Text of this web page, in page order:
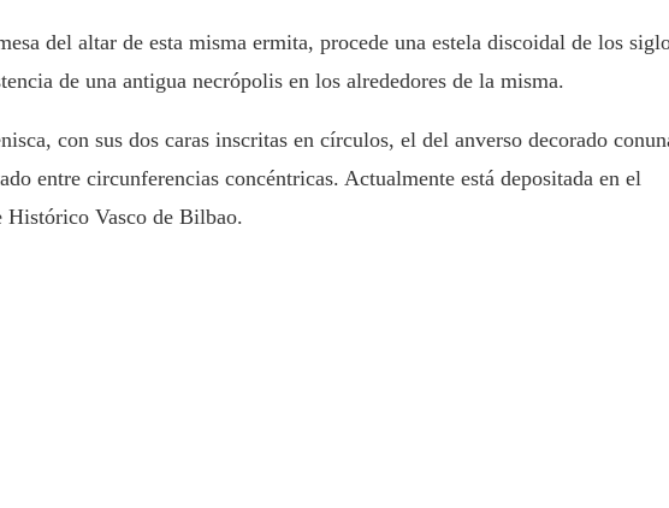
del altar de esta misma ermita, procede una estela discoidal de los
de una antigua necrópolis en los alrededores de la misma.
con sus dos caras inscritas en círculos, el del anverso decorado
entre circunferencias concéntricas. Actualmente está depositada en el
Vasco de Bilbao.